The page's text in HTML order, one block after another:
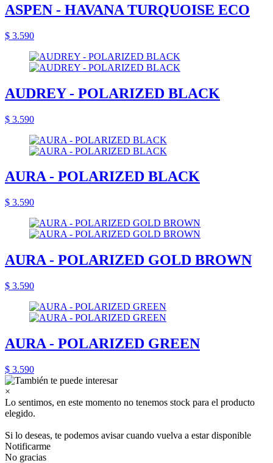
ASPEN - HAVANA TURQUOISE ECO
$ 3.590
AUDREY - POLARIZED BLACK
$ 3.590
AURA - POLARIZED BLACK
$ 3.590
AURA - POLARIZED GOLD BROWN
$ 3.590
AURA - POLARIZED GREEN
$ 3.590
×
Lo sentimos, en este momento no tenemos stock para el producto
elegido.
Si lo deseas, te podemos avisar cuando vuelva a estar disponible
Notificarme
No gracias